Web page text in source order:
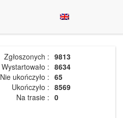
Zgłoszonych : 9813
Wystartowało : 8634
Nie ukończyło : 65
Ukończyło : 8569
Na trasie : 0